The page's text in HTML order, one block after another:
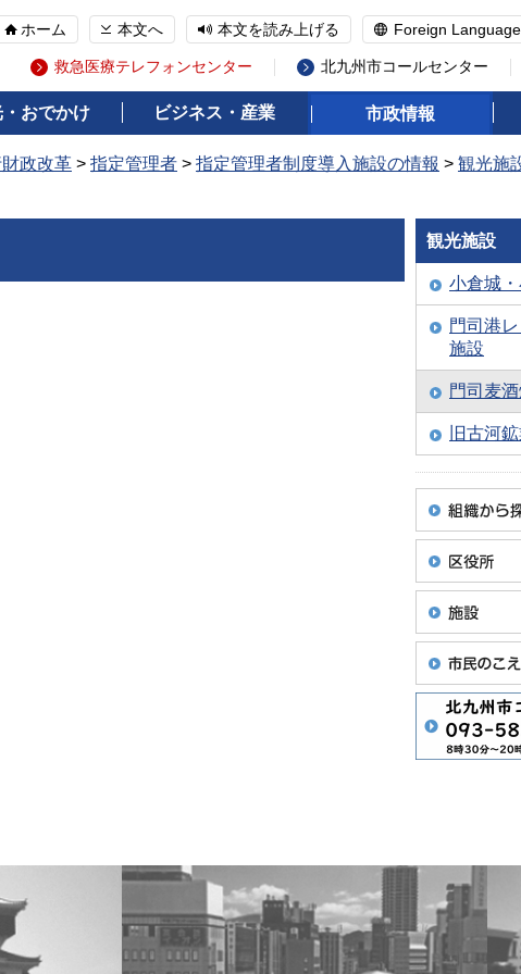
ホーム 本文へ 本文を読み上げる Foreign Language
救急医療テレフォンセンター 北九州市コールセンター
おでかけ ビジネス・産業 市政情報
政改革 > 指定管理者 > 指定管理者制度導入施設の情報 > 観光施
観光施設
小倉城
門司港
施設
門司麦
旧古河